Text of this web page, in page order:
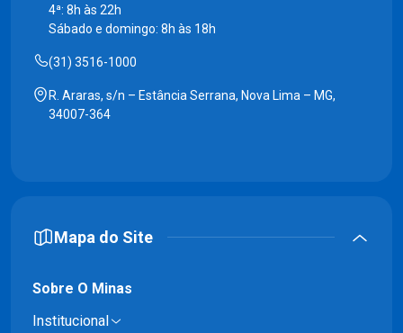
4ª: 8h às 22h
Sábado e domingo: 8h às 18h
(31) 3516-1000
R. Araras, s/n – Estância Serrana, Nova Lima – MG,
34007-364
Mapa do Site
Sobre O Minas
Institucional